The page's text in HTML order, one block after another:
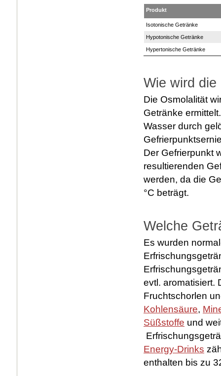
Produkt
Isotonische Getränke
Hypotonische Getränke
Hypertonische Getränke
Wie wird
Die Osmolalität
Getränke
Wasser durch
Der Gefrierpunkt
resultierenden
werden, da die
°C beträgt.
Welche
Es wurden
evtl. aromatisiert.
Fruchtschorlen
Kohlensäure,
Süßstoffe und
Energy-Drinks
enthalten bis zu